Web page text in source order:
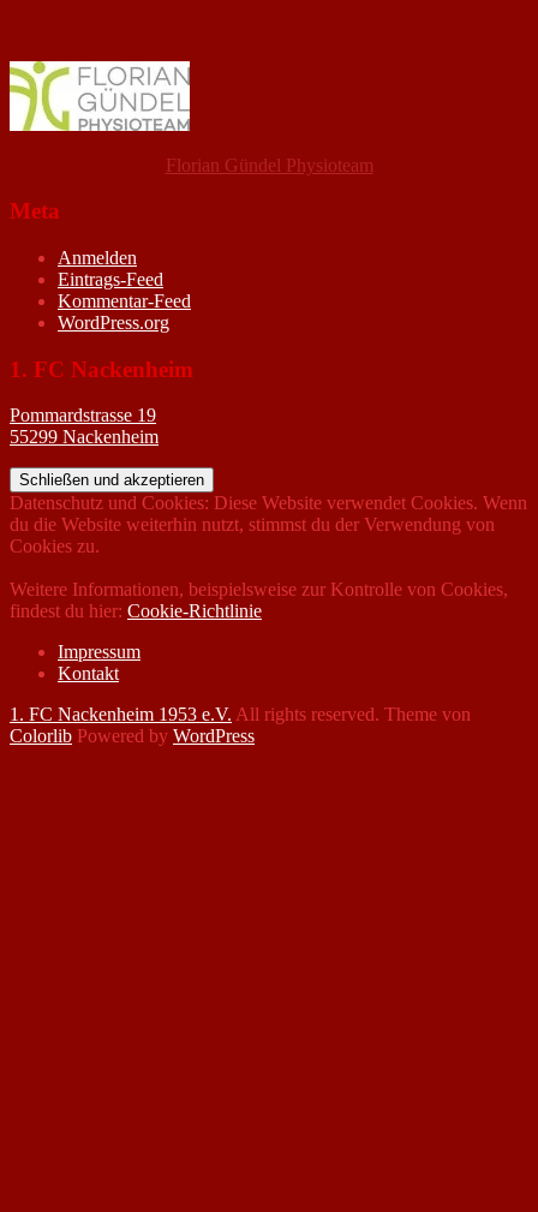
Florian Gündel Physioteam
Meta
Anmelden
Eintrags-Feed
Kommentar-Feed
WordPress.org
1. FC Nackenheim
Pommardstrasse 19
55299 Nackenheim
Datenschutz und Cookies: Diese Website verwendet Cookies. Wenn
du die Website weiterhin nutzt, stimmst du der Verwendung von
Cookies zu.
Weitere Informationen, beispielsweise zur Kontrolle von Cookies,
findest du hier: Cookie-Richtlinie
Impressum
Kontakt
1. FC Nackenheim 1953 e.V. All rights reserved. Theme von
Colorlib Powered by WordPress